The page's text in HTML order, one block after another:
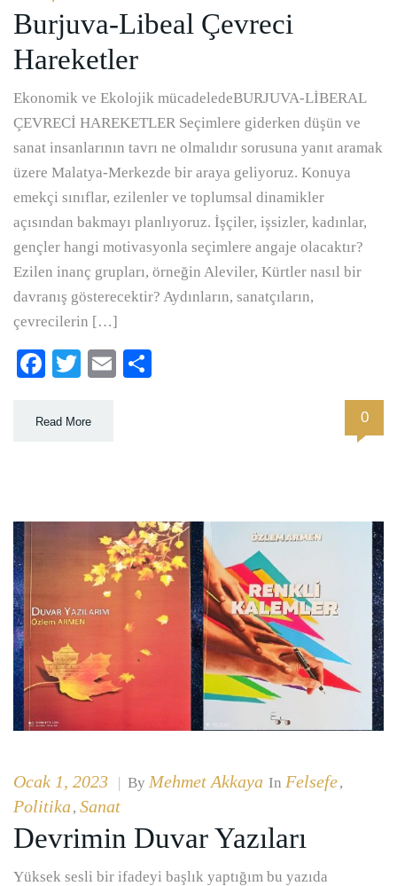
Burjuva-Libeal Çevreci
Hareketler
Ekonomik ve Ekolojik mücadeledeBURJUVA-LİBERAL
ÇEVRECİ HAREKETLER Seçimlere giderken düşün ve
sanat insanlarının tavrı ne olmalıdır sorusuna yanıt aramak
üzere Malatya-Merkezde bir araya geliyoruz. Konuya
emekçi sınıflar, ezilenler ve toplumsal dinamikler
açısından bakmayı planlıyoruz. İşçiler, işsizler, kadınlar,
gençler hangi motivasyonla seçimlere angaje olacaktır?
Ezilen inanç grupları, örneğin Aleviler, Kürtler nasıl bir
davranış gösterecektir? Aydınların, sanatçıların,
çevrecilerin […]
Facebook
TwitterEmail
Read More 0
Ocak 1, 2023 | By Mehmet Akkaya In Felsefe,
Politika, Sanat
Devrimin Duvar Yazıları
Yüksek sesli bir ifadeyi başlık yaptığım bu yazıda